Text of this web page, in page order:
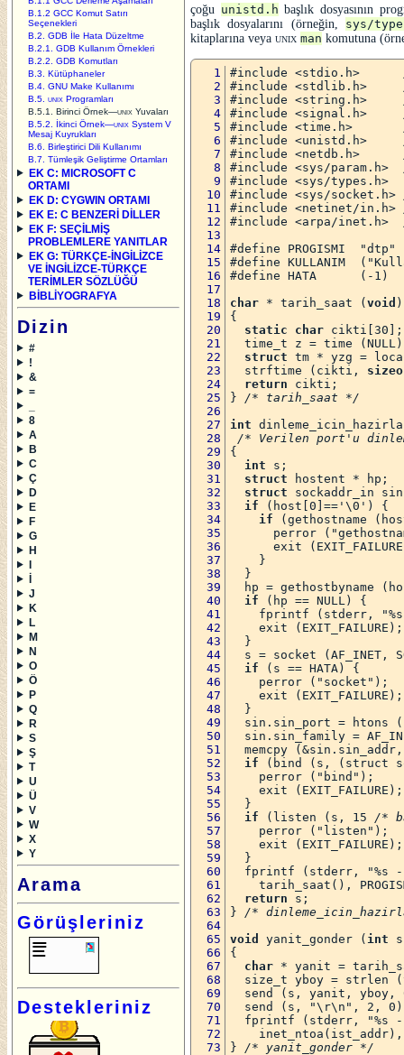
B.1.2 GCC Komut Satırı
Seçenekleri
B.2. GDB İle Hata Düzeltme
B.2.1. GDB Kullanım Örnekleri
B.2.2. GDB Komutları
B.3. Kütüphaneler
B.4. GNU Make Kullanımı
B.5. unix Programları
B.5.1. Birinci Örnek—unix Yuvaları
B.5.2. İkinci Örnek—unix System V
Mesaj Kuyrukları
B.6. Birleştirici Dili Kullanımı
B.7. Tümleşik Geliştirme Ortamları
EK C: MICROSOFT C
ORTAMI
EK D: CYGWIN ORTAMI
EK E: C BENZERİ DİLLER
EK F: SEÇİLMİŞ
PROBLEMLERE YANITLAR
EK G: TÜRKÇE-İNGİLİZCE
VE İNGİLİZCE-TÜRKÇE
TERİMLER SÖZLÜĞÜ
BİBLİYOGRAFYA
Dizin
#
!
&
=
8
A
B
C
Ç
D
E
F
G
H
I
İ
J
K
L
M
N
O
Ö
P
Q
R
S
Ş
T
U
Ü
V
W
X
Y
Arama
Görüşleriniz
Destekleriniz
çoğu unistd.h başlık dosyasının
başlık dosyalarını (örneğin, sys/
kitaplarına veya unix man komutuna
#include <stdio.h>
#include <stdlib.h>
#include <string.h>
#include <signal.h>
#include <time.h>
#include <unistd.h>
#include <netdb.h>
#include <sys/param.h>
#include <sys/types.h>
#include <sys/socket.h>
#include <netinet/in.h>
#include <arpa/inet.h>
#define PROGISMI  "dtp"
#define KULLANIM
#define HATA      (-1)
char * tarih_saat (void )
{
static char cikti[30];
time_t z = time
struct tm * yzg =
  strftime (cikti,
return cikti;
} /* tarih_saat */
int
/* Verilen port'u
{
int s;
struct hostent * hp;
struct sockaddr_in
if (host[0]=='\0') {
if (gethostname
perror
exit
    }
  }
hp = gethostbyname
if (hp == NULL) {
fprintf (stderr,
    exit (EXIT_FAILURE);
  }
s = socket (AF_INET,
if (s == HATA) {
    perror ("socket");
    exit (EXIT_FAILURE);
  }
sin.sin_port = htons
sin.sin_family =
memcpy
if (bind (s, (struct
    perror ("bind");
    exit (EXIT_FAILURE);
  }
if (listen (s, 15 /*
    perror ("listen");
    exit (EXIT_FAILURE);
  }
fprintf (stderr, "%s
tarih_saat(),
return s;
} /*
void
yanit_gonder ( int
{
char * yanit =
size_t yboy = strlen
send (s, yanit, yboy,
send (s, "\r\n", 2,
fprintf (stderr, "%s
} /* yanit_gonder */